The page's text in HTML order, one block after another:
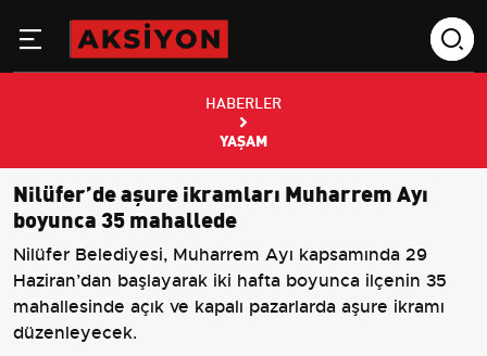
HABERLER
YAŞAM
Nilüfer’de aşure ikramları Muharrem Ayı
boyunca 35 mahallede
Nilüfer Belediyesi, Muharrem Ayı kapsamında 29
Haziran’dan başlayarak iki hafta boyunca ilçenin 35
mahallesinde açık ve kapalı pazarlarda aşure ikramı
düzenleyecek.